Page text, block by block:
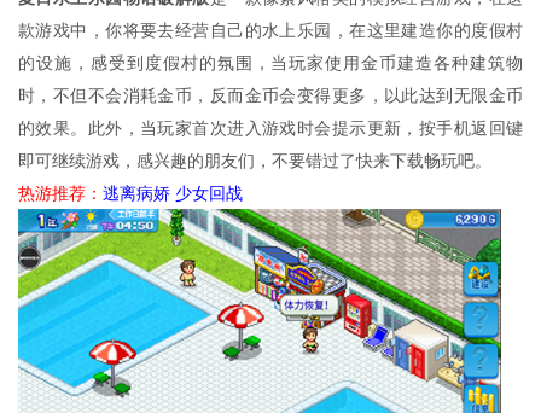
款游戏中，你将要去经营自己的水上乐园，在这里建造你的度假村
的设施，感受到度假村的氛围，当玩家使用金币建造各种建筑物
时，不但不会消耗金币，反而金币会变得更多，以此达到无限金币
的效果。此外，当玩家首次进入游戏时会提示更新，按手机返回键
即可继续游戏，感兴趣的朋友们，不要错过了快来下载畅玩吧。
热游推荐： 逃离病娇 少女回战